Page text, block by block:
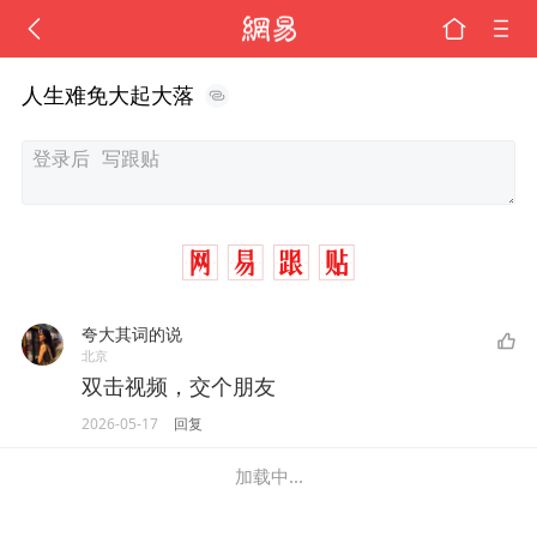
人生难免大起大落
夸大其词的说
北京
双击视频，交个朋友
2026-05-17 回复
加载中...